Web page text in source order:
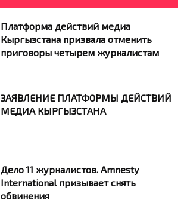
Платформа действий медиа
Кыргызстана призвала отменить
приговоры четырем журналистам
ЗАЯВЛЕНИЕ ПЛАТФОРМЫ ДЕЙСТВИЙ
МЕДИА КЫРГЫЗСТАНА
Дело 11 журналистов. Amnesty
International призывает снять
обвинения